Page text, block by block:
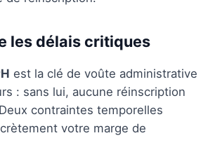
les délais critiques
est la clé de voûte administrative
: sans lui, aucune réinscription
contraintes temporelles
votre marge de